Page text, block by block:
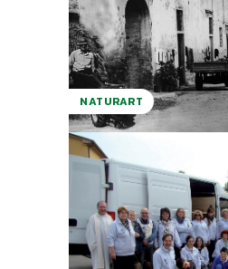
NATURART